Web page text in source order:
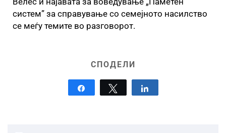
систем” за справување со семејното насилство
се меѓу темите во разговорот.
СПОДЕЛИ
Share Tweet